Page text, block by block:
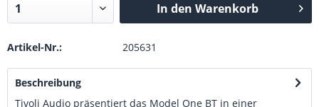
In den Warenkorb
Artikel-Nr.: 205631
Beschreibung
Tivoli Audio präsentiert das Model One BT in einer